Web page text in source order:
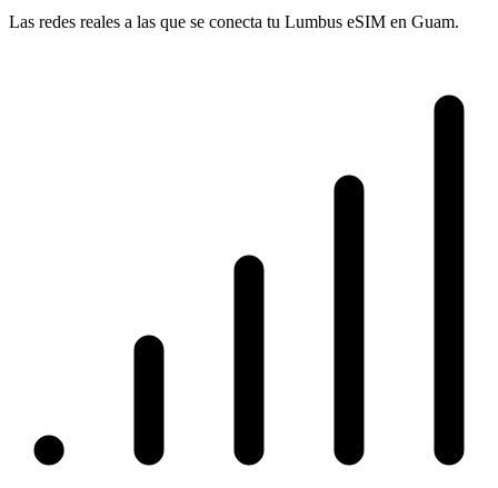
Las redes reales a las que se conecta tu Lumbus eSIM en Guam.